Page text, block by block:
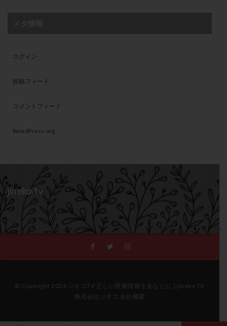
ログイン
投稿フィード
コメントフィード
WordPress.org
jineko.tv
© Copyright 2026 ジネコTV 正しい医療情報をあなたに | jineko TV
株式会社ジネコ 会社概要